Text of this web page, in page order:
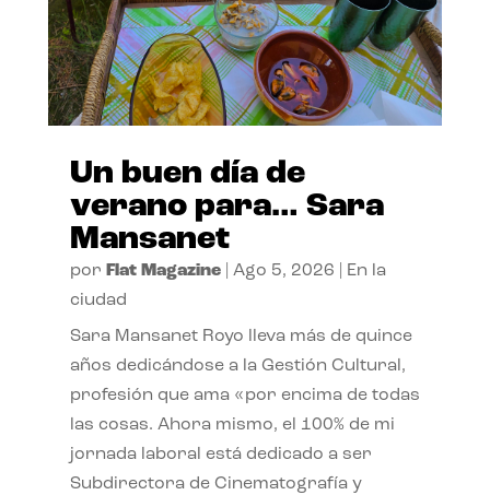
Un buen día de
verano para… Sara
Mansanet
por Flat Magazine| Ago 5, 2026
En la
ciudad
Sara Mansanet Royo lleva más de quince
años dedicándose a la Gestión Cultural,
profesión que ama «por encima de todas
las cosas. Ahora mismo, el 100% de mi
jornada laboral está dedicado a ser
Subdirectora de Cinematografía y